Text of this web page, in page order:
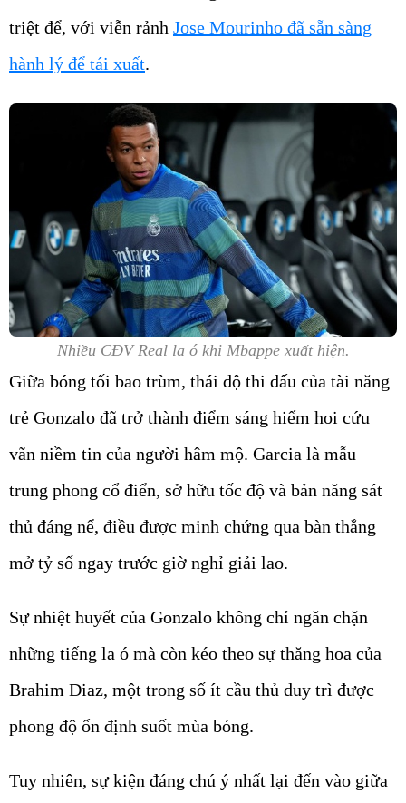
triệt để, với viễn rảnh Jose Mourinho đã sẵn sàng
hành lý để tái xuất.
Nhiều CĐV Real la ó khi Mbappe xuất hiện.
Giữa bóng tối bao trùm, thái độ thi đấu của tài năng
trẻ Gonzalo đã trở thành điểm sáng hiếm hoi cứu
vãn niềm tin của người hâm mộ. Garcia là mẫu
trung phong cổ điển, sở hữu tốc độ và bản năng sát
thủ đáng nể, điều được minh chứng qua bàn thắng
mở tỷ số ngay trước giờ nghỉ giải lao.
Sự nhiệt huyết của Gonzalo không chỉ ngăn chặn
những tiếng la ó mà còn kéo theo sự thăng hoa của
Brahim Diaz, một trong số ít cầu thủ duy trì được
phong độ ổn định suốt mùa bóng.
Tuy nhiên, sự kiện đáng chú ý nhất lại đến vào giữa